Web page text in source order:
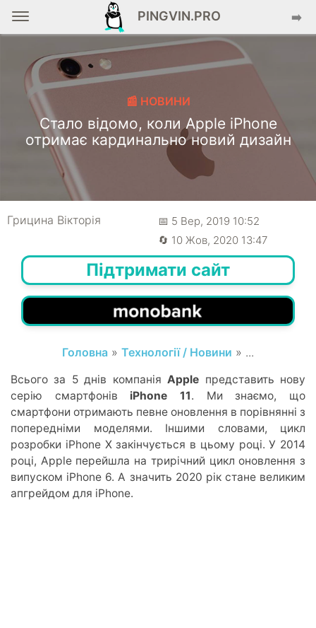
PINGVIN.PRO ➡️
📰 НОВИНИ
Стало відомо, коли Apple iPhone
отримає кардинально новий дизайн
Грицина Вікторія
📅 5 Вер, 2019 10:52
🔄 10 Жов, 2020 13:47
Підтримати сайт
Головна » Технології / Новини » ...
Всього за 5 днів компаніяApple представить нову
серію смартфонів iPhone 11. Ми знаємо, що
смартфони отримають певне оновлення в порівнянні з
попередніми моделями. Іншими словами, цикл
розробки iPhone X закінчується в цьому році. У 2014
році, Apple перейшла на трирічний цикл оновлення з
випуском iPhone 6. А значить 2020 рік стане великим
апгрейдом для iPhone.